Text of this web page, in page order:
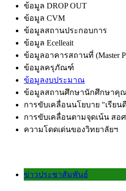
ข้อมูล DROP OUT
ข้อมูล CVM
ข้อมูลสถานประกอบการ
ข้อมูล Ecelleait
ข้อมูลอาคารสถานที่ (Master
ข้อมูลครุภัณฑ์
ข้อมูลงบประมาณ
ข้อมูลสถานศึกษานักศึกษาคุ
การขับเคลื่อนนโยบาย "เรีย
การขับเคลื่อนตามจุดเน้น สอ
ความโดดเด่นของวิทยาลัยฯ
ข่าวประชาสัมพันธ์